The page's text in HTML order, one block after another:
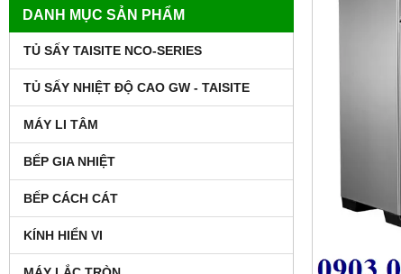
DANH MỤC SẢN PHẨM
TỦ SẤY TAISITE NCO-SERIES
TỦ SẤY NHIỆT ĐỘ CAO GW - TAISITE
MÁY LI TÂM
BẾP GIA NHIỆT
BẾP CÁCH CÁT
KÍNH HIỂN VI